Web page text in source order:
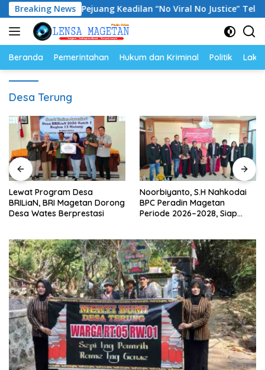
Langsung
ke
konten
Breaking News
Sholeh: Pejuang Keadilan “No Viral No Justice” Telah
Beranda Pemerintahan Hukum dan Kriminal Politik
Desa Terung
Lewat Program Desa
BRILiaN, BRI Magetan Dorong
Desa Wates Berprestasi
Noorbiyanto, S.H Nahkodai
BPC Peradin Magetan
Periode 2026–2028, Siap